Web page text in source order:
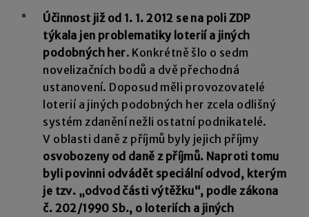
Účinnost již od 1. 1. 2012 se na poli ZDP
týkala jen problematiky loterií a jiných
podobných her. Konkrétně šlo o sedm
novelizačních bodů a dvě přechodná
ustanovení. Doposud měli provozovatelé
loterií a jiných podobných her zcela odlišný
systém zdanění nežli ostatní podnikatelé.
V oblasti daně z příjmů byly jejich příjmy
osvobozeny od daně z příjmů. Naproti tomu
byli povinni odvádět speciální odvod, kterým
je tzv. „odvod části výtěžku“, podle zákona
č. 202/1990 Sb., o loteriích a jiných